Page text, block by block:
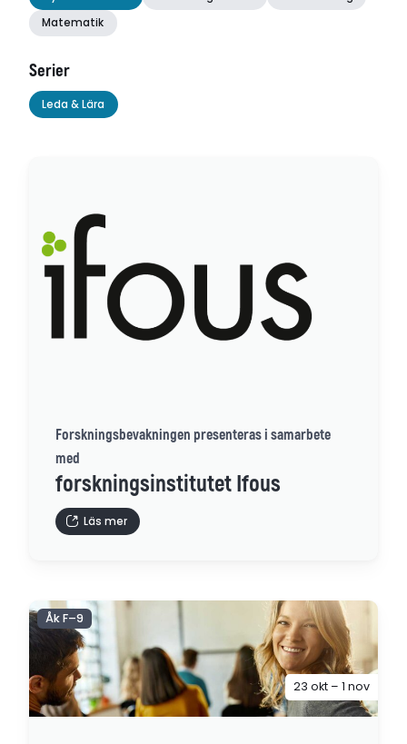
Matematik
Serier
Leda & Lära
Forskningsbevakningen presenteras i samarbete
med
forskningsinstitutet Ifous
Läs mer
Åk F–9
23 okt – 1 nov